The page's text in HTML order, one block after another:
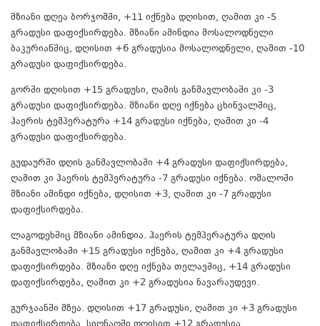
მზიანი დღეა ბორჯომში, +11 იქნება დღისით, ღამით კი -5
გრადუსი დაფიქსირდება. მზიანი ამინდია მოსალოდნელი
ბაკურიანშიც, დღისით +6 გრადუსია მოსალოდნელი, ღამით -10
გრადუსი დაფიქსირდება.
გორში დღისით +15 გრადუსი, ღამის განმავლობაში კი -3
გრადუსი დაფიქსირდება. მზიანი დღე იქნება ცხინვალშიც,
ჰაერის ტემპერატურა +14 გრადუსი იქნება, ღამით კი -4
გრადუსი დაფიქსირდება.
გუდაურში დღის განმავლობაში +4 გრადუსი დაფიქსირდება,
ღამით კი ჰაერის ტემპერატურა -7 გრადუსი იქნება. ომალოში
მზიანი ამინდი იქნება, დღისით +3, ღამით კი -7 გრადუსი
დაფიქსირდება.
ლაგოდეხშიც მზიანი ამინდია. ჰაერის ტემპერატურა დღის
განმავლობაში +15 გრადუსი იქნება, ღამით კი +4 გრადუსი
დაფიქსირდება. მზიანი დღე იქნება თელავშიც, +14 გრადუსი
დაფიქსირდება, ღამით კი +2 გრადუსია ნავარაუდევი.
გურჯაანში მზეა. დღისით +17 გრადუსი, ღამით კი +3 გრადუსი